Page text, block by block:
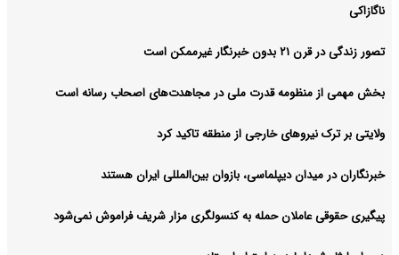
ناگازاکی
تصور زندگی در قرن ۲۱ بدون خبرنگار غیرممکن است
بخش مهمی از منظومه قدرت ملی در مجاهدت‌های اصحاب رسانه است
ولایتی بر ترک نیروهای خارجی از منطقه تاکید کرد
خبرنگاران در میدان دیپلماسی، بازوان بین‌المللی ایران هستند
پیگیری حقوقی عاملان حمله به کنسولگری مزار شریف فراموش نمی‌شود